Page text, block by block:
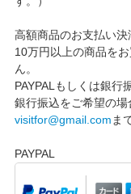
高額商品のお支払い決
10万円以上の商品を
ん。
PAYPALもしくは銀行
銀行振込をご希望の場
visitfor@gmail.comま
PAYPAL